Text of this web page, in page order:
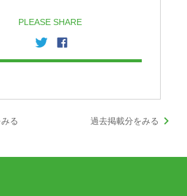
PLEASE SHARE
る 過去掲載分をみる keyboard_arrow_right